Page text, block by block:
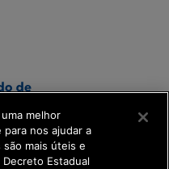
melhor
nos ajudar a
mais úteis e
Estadual